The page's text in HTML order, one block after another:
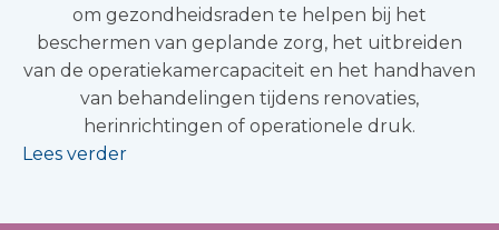
om gezondheidsraden te helpen bij het
beschermen van geplande zorg, het uitbreiden
van de operatiekamercapaciteit en het handhaven
van behandelingen tijdens renovaties,
herinrichtingen of operationele druk.
Lees verder